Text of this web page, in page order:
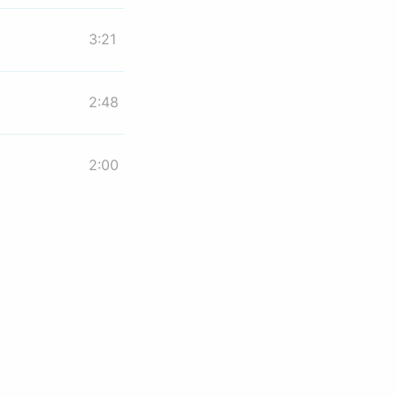
3:21
2:48
2:00